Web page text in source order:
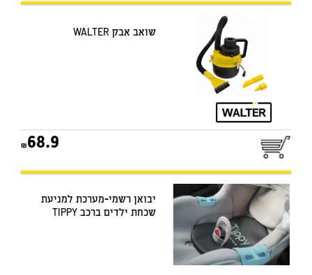
שואב אבק WALTER
68.9
יבואן רשמי-מערכת למניעת
שכחת ילדים ברכב TIPPY